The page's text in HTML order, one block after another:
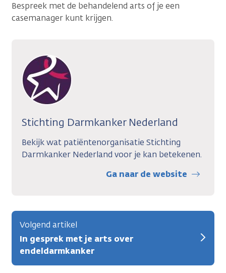
Bespreek met de behandelend arts of je een
casemanager kunt krijgen.
Stichting Darmkanker Nederland
Bekijk wat patiëntenorganisatie Stichting
Darmkanker Nederland voor je kan betekenen.
Ga naar de website
Volgend artikel
In gesprek met je arts over
endeldarmkanker